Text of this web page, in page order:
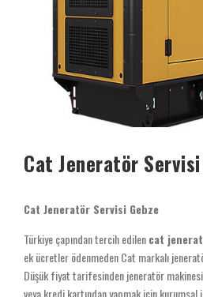
Cat Jeneratör Servisi
Cat Jeneratör Servisi Gebze
Türkiye çapından tercih edilencat
ek ücretler ödenmeden Cat markalı
Düşük fiyat tarifesinden jeneratör
veya kredi kartından yapmak için